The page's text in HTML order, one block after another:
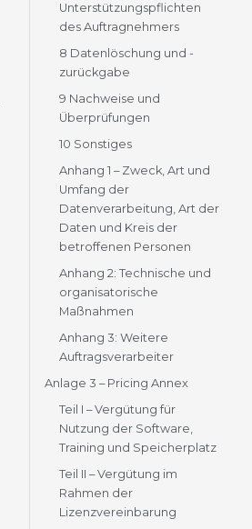
Unterstützungspflichten
des Auftragnehmers
8 Datenlöschung und -
zurückgabe
9 Nachweise und
Überprüfungen
10 Sonstiges
Anhang 1 – Zweck, Art und
Umfang der
Datenverarbeitung, Art der
Daten und Kreis der
betroffenen Personen
Anhang 2: Technische und
organisatorische
Maßnahmen
Anhang 3: Weitere
Auftragsverarbeiter
Anlage 3 – Pricing Annex
Teil I – Vergütung für
Nutzung der Software,
Training und Speicherplatz
Teil II – Vergütung im
Rahmen der
Lizenzvereinbarung